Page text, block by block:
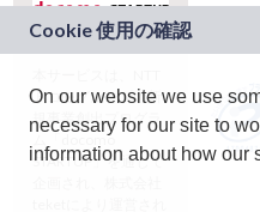
ドコモグループの新
規事業創出プログラ
ム「docomo
STARTUP」を通じて
On our website we use
necessary for our site to
information about how our